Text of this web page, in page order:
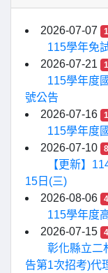
2026-07-07
115學年免
2026-07-21
115學年度
號公告
2026-07-16
115學年度
2026-07-10
【更新】
15日(三)
2026-08-06
115學年度
2026-07-15
彰化縣立二
告第1次招考)代